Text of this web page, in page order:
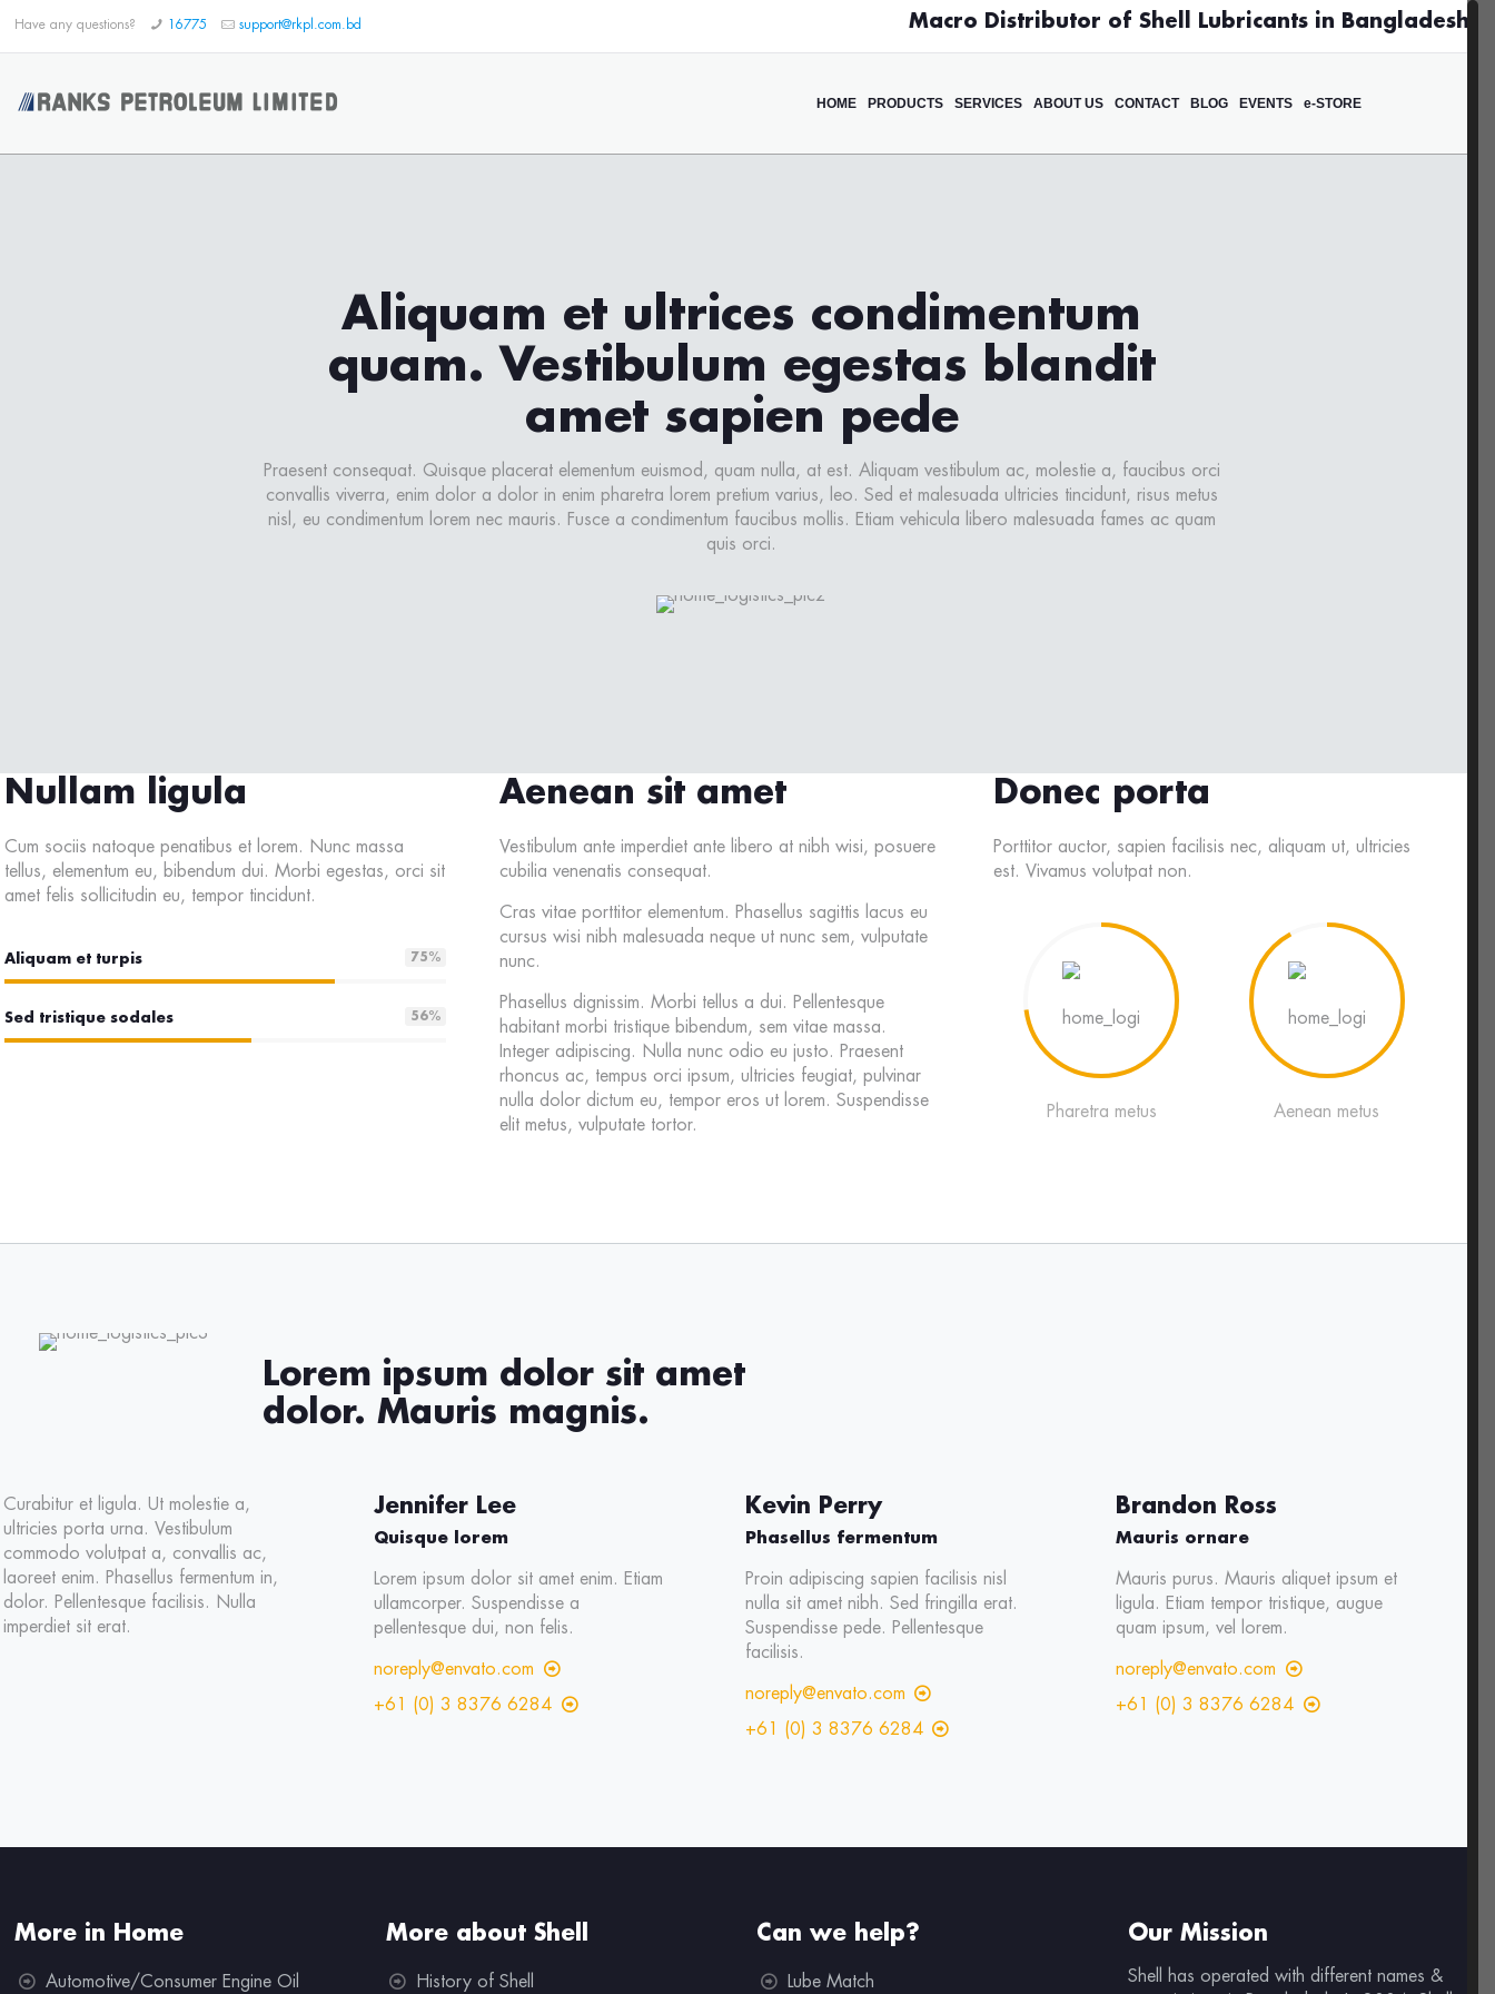
Have any questions? 16775 support@rkpl.com.bd Macro Distributor of Shell Lubricants in Bangladesh
HOME PRODUCTS SERVICES ABOUT US CONTACT BLOG EVENTS e-STORE
Aliquam et ultrices condimentum
quam. Vestibulum egestas blandit
amet sapien pede
Praesent consequat. Quisque placerat elementum euismod, quam nulla, at est. Aliquam vestibulum ac, molestie a, faucibus orci
convallis viverra, enim dolor a dolor in enim pharetra lorem pretium varius, leo. Sed et malesuada ultricies tincidunt, risus metus
nisl, eu condimentum lorem nec mauris. Fusce a condimentum faucibus mollis. Etiam vehicula libero malesuada fames ac quam
quis orci.
Nullam ligula
Cum sociis natoque penatibus et lorem. Nunc massa
tellus, elementum eu, bibendum dui. Morbi egestas, orci sit
amet felis sollicitudin eu, tempor tincidunt.
Aliquam et turpis 75%
Sed tristique sodales 56%
Aenean sit amet
Vestibulum ante imperdiet ante libero at nibh wisi, posuere
cubilia venenatis consequat.
Cras vitae porttitor elementum. Phasellus sagittis lacus eu
cursus wisi nibh malesuada neque ut nunc sem, vulputate
nunc.
Phasellus dignissim. Morbi tellus a dui. Pellentesque
habitant morbi tristique bibendum, sem vitae massa.
Integer adipiscing. Nulla nunc odio eu justo. Praesent
rhoncus ac, tempus orci ipsum, ultricies feugiat, pulvinar
nulla dolor dictum eu, tempor eros ut lorem. Suspendisse
elit metus, vulputate tortor.
Donec porta
Porttitor auctor, sapien facilisis nec, aliquam ut, ultricies
est. Vivamus volutpat non.
Pharetra metus Aenean metus
Lorem ipsum dolor sit amet
dolor. Mauris magnis.
Curabitur et ligula. Ut molestie a,
ultricies porta urna. Vestibulum
commodo volutpat a, convallis ac,
laoreet enim. Phasellus fermentum in,
dolor. Pellentesque facilisis. Nulla
imperdiet sit erat.
Jennifer Lee
Quisque lorem
Lorem ipsum dolor sit amet enim. Etiam
ullamcorper. Suspendisse a
pellentesque dui, non felis.
noreply@envato.com
+61 (0) 3 8376 6284
Kevin Perry
Phasellus fermentum
Proin adipiscing sapien facilisis nisl
nulla sit amet nibh. Sed fringilla erat.
Suspendisse pede. Pellentesque
facilisis.
noreply@envato.com
+61 (0) 3 8376 6284
Brandon Ross
Mauris ornare
Mauris purus. Mauris aliquet ipsum et
ligula. Etiam tempor tristique, augue
quam ipsum, vel lorem.
noreply@envato.com
+61 (0) 3 8376 6284
More in Home
Automotive/Consumer Engine Oil
More about Shell
History of Shell
Can we help?
Lube Match
Our Mission
Shell has operated with different names &